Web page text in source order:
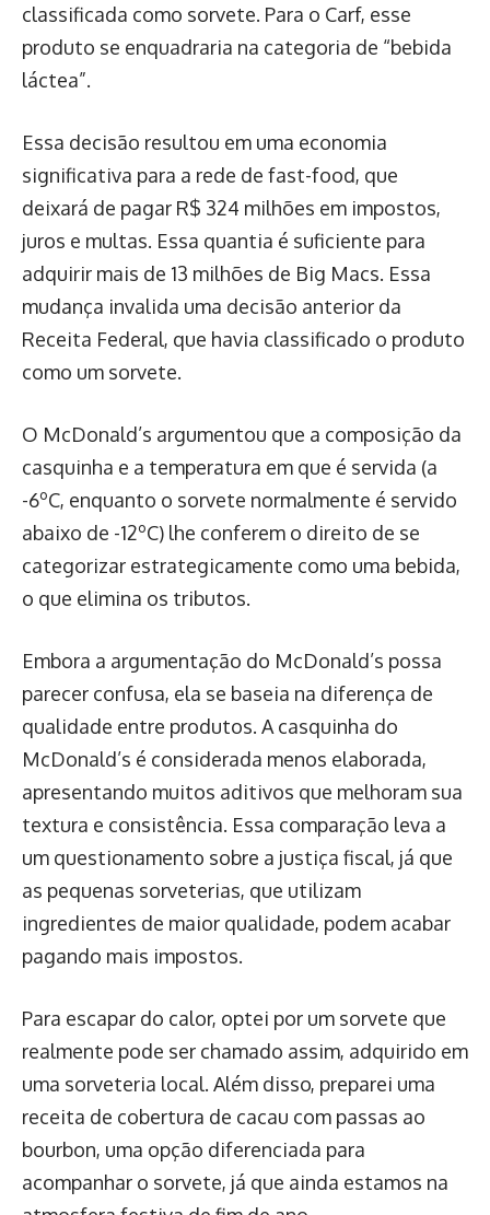
classificada como sorvete. Para o Carf, esse
produto se enquadraria na categoria de “bebida
láctea”.
Essa decisão resultou em uma economia
significativa para a rede de fast-food, que
deixará de pagar R$ 324 milhões em impostos,
juros e multas. Essa quantia é suficiente para
adquirir mais de 13 milhões de Big Macs. Essa
mudança invalida uma decisão anterior da
Receita Federal, que havia classificado o produto
como um sorvete.
O McDonald’s argumentou que a composição da
casquinha e a temperatura em que é servida (a
-6ºC, enquanto o sorvete normalmente é servido
abaixo de -12ºC) lhe conferem o direito de se
categorizar estrategicamente como uma bebida,
o que elimina os tributos.
Embora a argumentação do McDonald’s possa
parecer confusa, ela se baseia na diferença de
qualidade entre produtos. A casquinha do
McDonald’s é considerada menos elaborada,
apresentando muitos aditivos que melhoram sua
textura e consistência. Essa comparação leva a
um questionamento sobre a justiça fiscal, já que
as pequenas sorveterias, que utilizam
ingredientes de maior qualidade, podem acabar
pagando mais impostos.
Para escapar do calor, optei por um sorvete que
realmente pode ser chamado assim, adquirido em
uma sorveteria local. Além disso, preparei uma
receita de cobertura de cacau com passas ao
bourbon, uma opção diferenciada para
acompanhar o sorvete, já que ainda estamos na